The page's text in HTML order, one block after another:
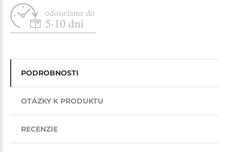
PODROBNOSTI
OTÁZKY K PRODUKTU
RECENZIE